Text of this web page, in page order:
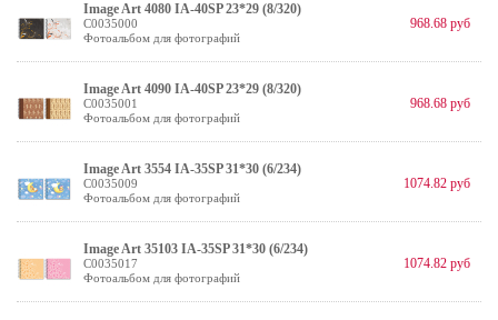
Image Art 4080 IA-40SP 23*29 (8/320)
C0035000
Фотоальбом для фотографий
968.68 руб
Image Art 4090 IA-40SP 23*29 (8/320)
C0035001
Фотоальбом для фотографий
968.68 руб
Image Art 3554 IA-35SP 31*30 (6/234)
C0035009
Фотоальбом для фотографий
1074.82 руб
Image Art 35103 IA-35SP 31*30 (6/234)
C0035017
Фотоальбом для фотографий
1074.82 руб